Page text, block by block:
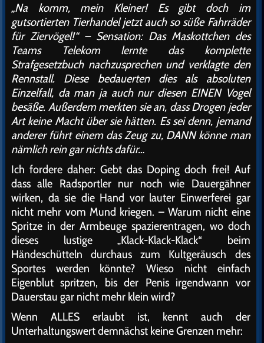
„Na komm, mein Kleiner! Es gibt doch im
gutsortierten Tierhandel jetzt auch so süße Fahrräder
für Ziervögel!“ – Sensation: Das Maskottchen des
Teams Telekom lernte das komplette
Strafgesetzbuch nachzusprechen und verklagte den
Rennstall. Diese bedauerten dies als absoluten
Einzelfall, da man ja auch nur diesen EINEN Vogel
besäße. Außerdem merkten sie an, dass Drogen jeder
Art keine Macht über sie hätten. Es sei denn, jemand
anderer führt einem das Zeug zu, DANN könne man
nämlich rein gar nichts dafür…
Ich fordere daher: Gebt das Doping doch frei! Auf
dass alle Radsportler nur noch wie Dauergähner
wirken, da sie die Hand vor lauter Einwerferei gar
nicht mehr vom Mund kriegen. – Warum nicht eine
Spritze in der Armbeuge spazierentragen, wo doch
dieses lustige „Klack-Klack-Klack“ beim
Händeschütteln durchaus zum Kultgeräusch des
Sportes werden könnte? Wieso nicht einfach
Eigenblut spritzen, bis der Penis irgendwann vor
Dauerstau gar nicht mehr klein wird?
Wenn ALLES erlaubt ist, kennt auch der
Unterhaltungswert demnächst keine Grenzen mehr: